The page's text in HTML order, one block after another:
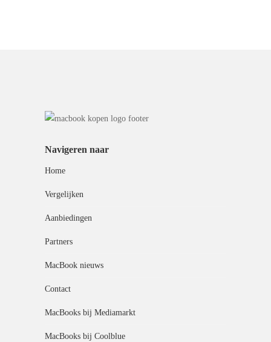
Navigeren naar
Home
Vergelijken
Aanbiedingen
Partners
MacBook nieuws
Contact
MacBooks bij Mediamarkt
MacBooks bij Coolblue